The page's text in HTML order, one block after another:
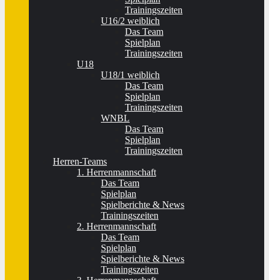
Trainingszeiten
U16/2 weiblich
Das Team
Spielplan
Trainingszeiten
U18
U18/1 weiblich
Das Team
Spielplan
Trainingszeiten
WNBL
Das Team
Spielplan
Trainingszeiten
Herren-Teams
1. Herrenmannschaft
Das Team
Spielplan
Spielberichte & News
Trainingszeiten
2. Herrenmannschaft
Das Team
Spielplan
Spielberichte & News
Trainingszeiten